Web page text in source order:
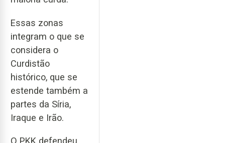
Essas zonas
integram o que se
considera o
Curdistão
histórico, que se
estende também a
partes da Síria,
Iraque e Irão.